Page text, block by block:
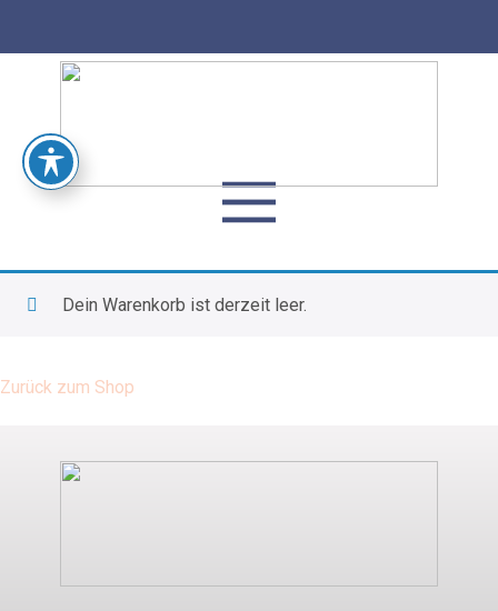
Dein Warenkorb ist derzeit leer.
Zurück zum Shop